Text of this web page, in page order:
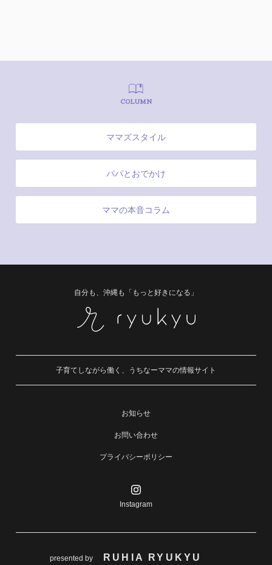
COLUMN
ママズスタイル
パパとおでかけ
ママの本音コラム
自分も、沖縄も「もっと好きになる」
子育てしながら働く、うちなーママの情報サイト
お知らせ
お問い合わせ
プライバシーポリシー
Instagram
presented by RUHIA RYUKYU